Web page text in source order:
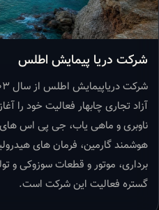
شرکت دریا پیمایش اطلس
آزاد تجاری چابهار فعالیت خود را
ناوبری و ماهی یاب، جی پی اس
هوشمند گارمین، فرمان های
برداری، موتور و قطعات سوزوکی و
گستره فعالیت این شرکت است.